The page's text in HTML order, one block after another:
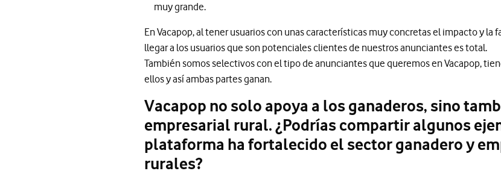
muy grande.
En Vacapop, al tener usuarios con unas características muy concretas el impacto y la
llegar a los usuarios que son potenciales clientes de nuestros anunciantes es total.
También somos selectivos con el tipo de anunciantes que queremos en Vacapop,
ellos y así ambas partes ganan.
Vacapop no solo apoya a los ganaderos, sino
empresarial rural. ¿Podrías compartir algunos
plataforma ha fortalecido el sector ganadero y
rurales?